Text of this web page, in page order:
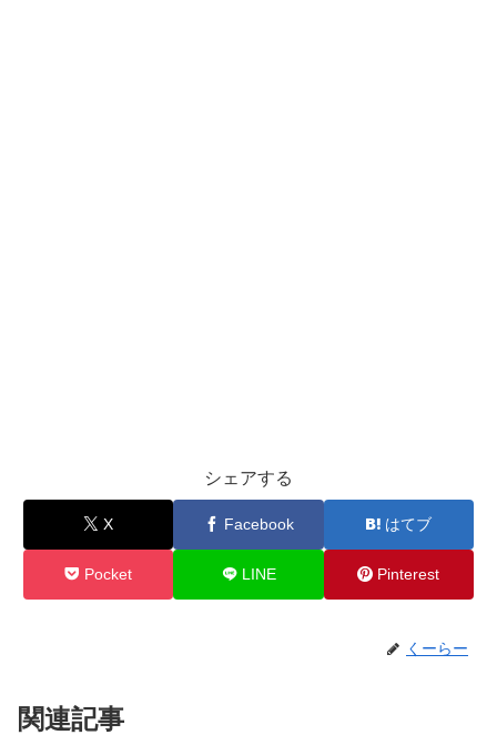
シェアする
X Facebook はてブ
Pocket LINE Pinterest
くーらー
関連記事